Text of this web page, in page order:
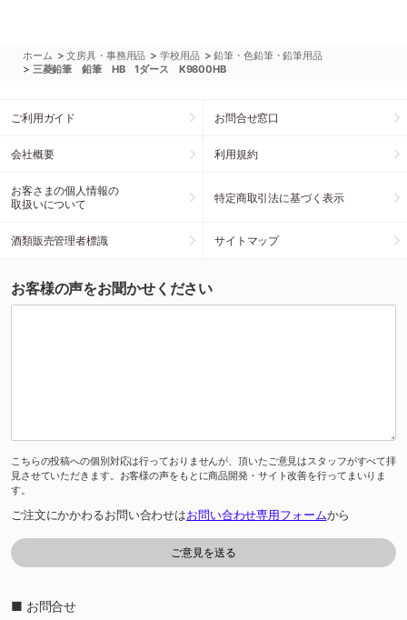
ホーム >文房具・事務用品 >学校用品 >鉛筆・色鉛筆・鉛筆用品
> 三菱鉛筆 鉛筆 HB 1ダース K9800HB
ご利用ガイド お問合せ窓口
会社概要 利用規約
お客さまの個人情報の
取扱いについて
特定商取引法に基づく表示
酒類販売管理者標識 サイトマップ
お客様の声をお聞かせください
こちらの投稿への個別対応は行っておりませんが、頂いたご意見はスタッフがすべて拝
見させていただきます。お客様の声をもとに商品開発・サイト改善を行ってまいりま
す。
ご注文にかかわるお問い合わせはお問い合わせ専用フォームから
■ お問合せ